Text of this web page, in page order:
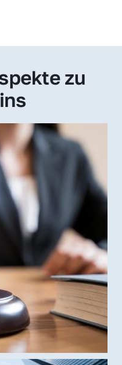
zu